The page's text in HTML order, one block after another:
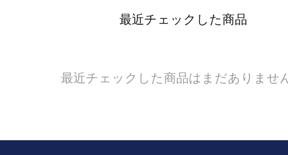
最近チェックした商品
最近チェックした商品はまだありませ